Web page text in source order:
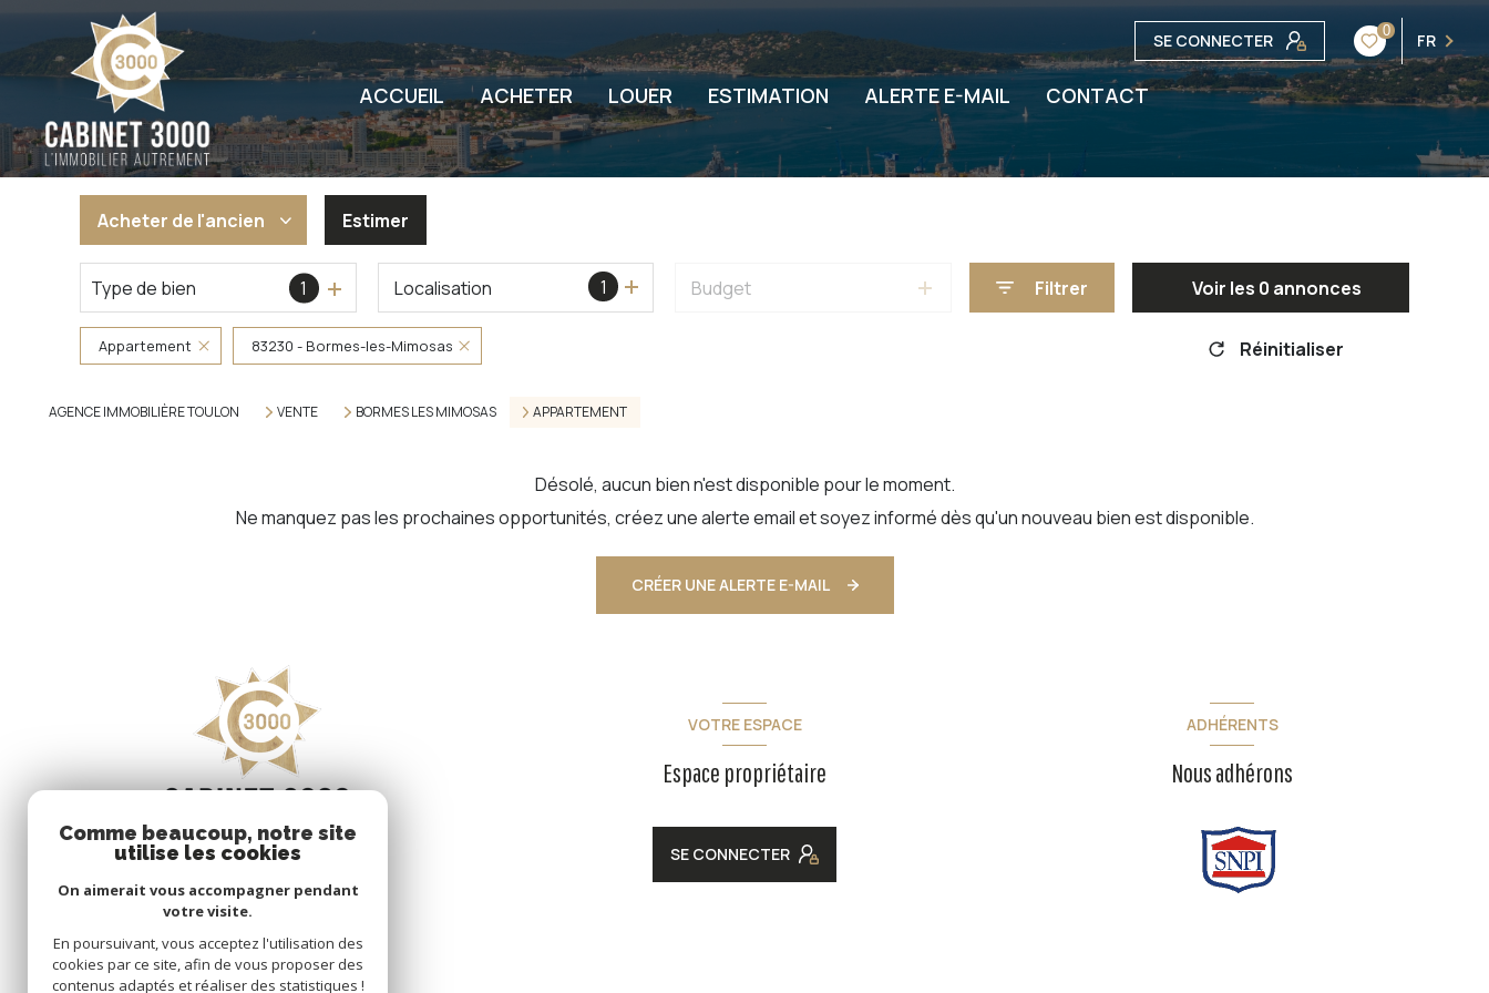
SE CONNECTER 0 FR
ACCUEIL ACHETER LOUER ESTIMATION ALERTE E-MAIL CONTACT
Acheter de l'ancien
De l'ancien
De l'immo pro
Estimer
Type de bien 1 1
Localisation Budget Filtrer Voir les 0 annonces
Appartement 83230 - Bormes-les-Mimosas Réinitialiser
AGENCE IMMOBILIÈRE TOULON VENTE BORMES LES MIMOSAS APPARTEMENT
Désolé, aucun bien n'est disponible pour le moment.
Ne manquez pas les prochaines opportunités, créez une alerte email et soyez informé dès qu'un nouveau bien est disponible.
CRÉER UNE ALERTE E-MAIL
VOTRE ESPACE
Espace propriétaire
SE CONNECTER
ADHÉRENTS
Nous adhérons
Comme beaucoup, notre site
utilise les cookies
On aimerait vous accompagner pendant
votre visite.
En poursuivant, vous acceptez l'utilisation des
cookies par ce site, afin de vous proposer des
contenus adaptés et réaliser des statistiques !